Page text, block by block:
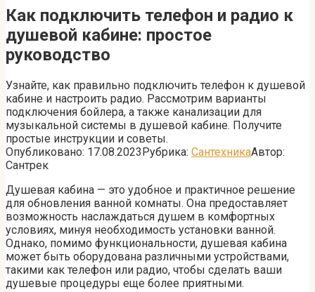
Как подключить телефон и радио к
душевой кабине: простое
руководство
Узнайте, как правильно подключить телефон к душевой
кабине и настроить радио. Рассмотрим варианты
подключения бойлера, а также канализации для
музыкальной системы в душевой кабине. Получите
простые инструкции и советы.
Опубликовано: 17.08.2023Рубрика: СантехникаАвтор:
Сантрек
Душевая кабина — это удобное и практичное решение
для обновления ванной комнаты. Она предоставляет
возможность наслаждаться душем в комфортных
условиях, минуя необходимость установки ванной.
Однако, помимо функциональности, душевая кабина
может быть оборудована различными устройствами,
такими как телефон или радио, чтобы сделать ваши
душевые процедуры еще более приятными.